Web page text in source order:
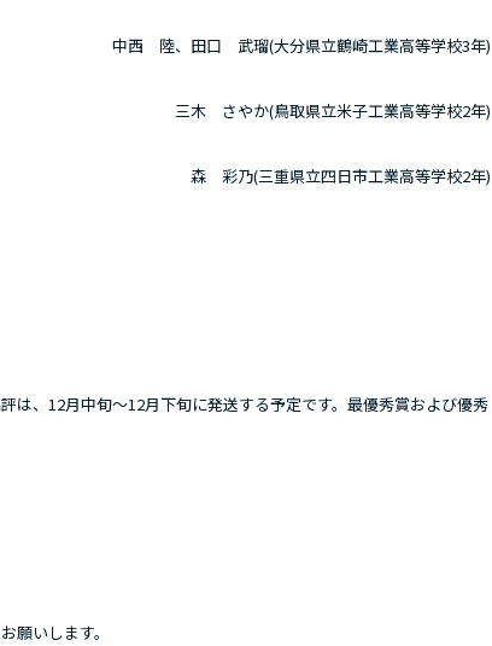
中西 陸、田口 武瑠(大分県立鶴崎工業高等学校3年)
三木 さやか(鳥取県立米子工業高等学校2年)
森 彩乃(三重県立四日市工業高等学校2年)
は、12月中旬～12月下旬に発送する予定です。最優秀賞および優秀
願いします。